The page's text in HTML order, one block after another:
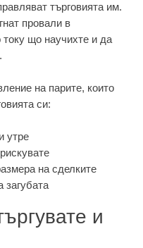
търговията им.
провали в
току що научихте и да
на парите, които
си:
утре
рискувате
на сделките
загубата
и